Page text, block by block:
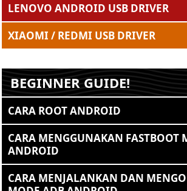
LENOVO ANDROID USB DRIVER
XIAOMI / REDMI USB DRIVER
BEGINNER GUIDE!
CARA ROOT ANDROID
CARA MENGGUNAKAN FASTBOOT
ANDROID
CARA MENJALANKAN DAN